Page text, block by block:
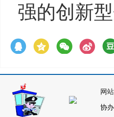
强的创新
网
协